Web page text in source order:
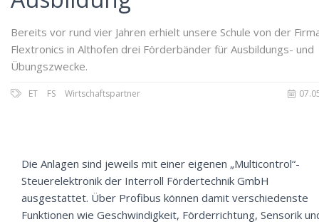
Bereits vor rund vier Jahren erhielt unsere Schule von der
Flextronics in Althofen drei Förderbänder für Ausbildungs- und
Übungszwecke.
ET FS Wirtschaftspartner
Die Anlagen sind jeweils mit einer eigenen „Multicontrol“-
Steuerelektronik der Interroll Fördertechnik GmbH
ausgestattet. Über Profibus können damit verschiedenste
Funktionen wie Geschwindigkeit, Förderrichtung, Sensorik